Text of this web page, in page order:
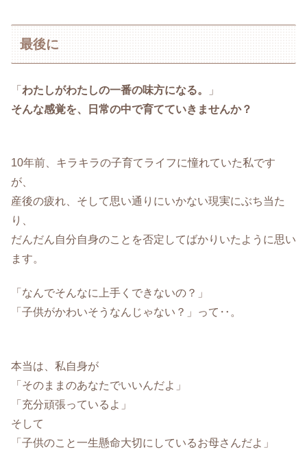
最後に
「 わたしがわたしの一番の味方になる。
」
そんな感覚を、日常の中で育てていきませんか？
10年前、キラキラの子育てライフに憧れていた私です
が、
産後の疲れ、そして思い通りにいかない現実にぶち当た
り、
だんだん自分自身のことを否定してばかりいたように思い
ます。
「なんでそんなに上手くできないの？」
「子供がかわいそうなんじゃない？」って‥。
本当は、私自身が
「そのままのあなたでいいんだよ」
「充分頑張っているよ」
そして
「子供のこと一生懸命大切にしているお母さんだよ」